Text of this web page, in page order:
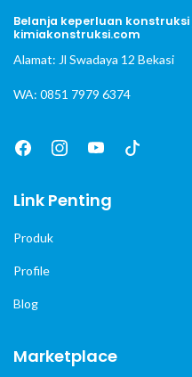
Belanja keperluan
kimiakonstruksi.com
Alamat: Jl Swadaya 12 Bekasi
WA: 0851 7979 6374
Link Penting
Produk
Profile
Blog
Marketplace